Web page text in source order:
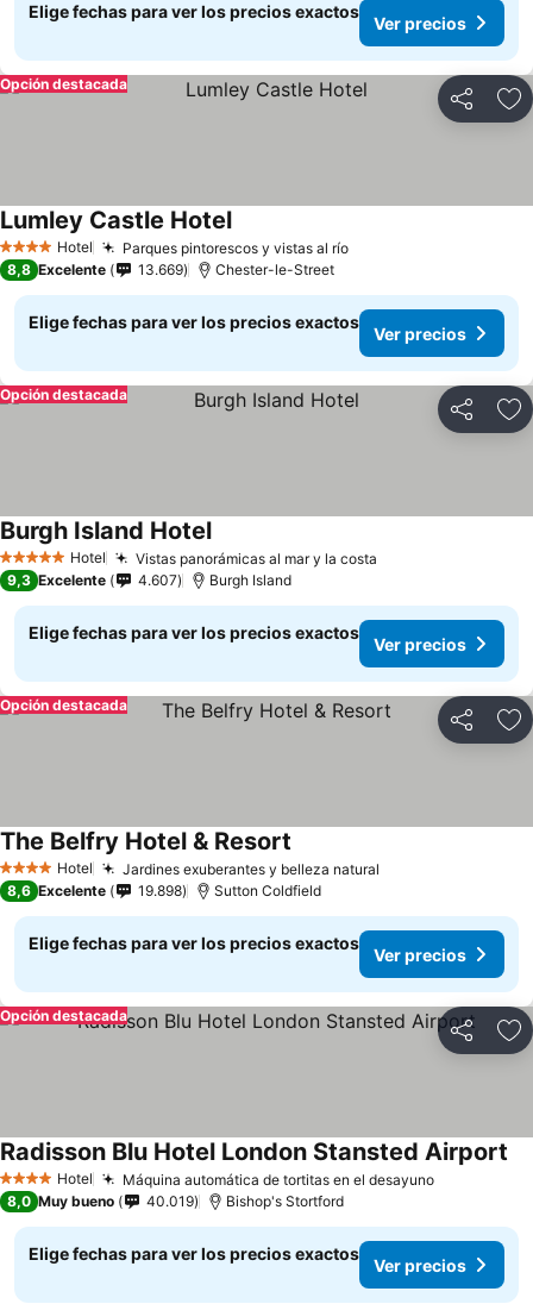
Elige fechas para ver los precios exactos
Ver precios
Compartir
Opción destacada
4 EstrellasHotel Parques pintorescos y vistas al río
Lumley Castle Hotel
8,8 Excelente 13.669 Chester-le-Street
Elige fechas para ver los precios exactos
Ver precios
Compartir
Opción destacada
5 Estrellas Hotel Vistas panorámicas al mar y la costa
Burgh Island Hotel
9,3 Excelente 4.607 Burgh Island
Elige fechas para ver los precios exactos
Ver precios
Compartir
Opción destacada
4 EstrellasHotel Jardines exuberantes y belleza natural
The Belfry Hotel & Resort
8,6 Excelente 19.898 Sutton Coldfield
Elige fechas para ver los precios exactos
Ver precios
Compartir
Opción destacada
4 EstrellasHotel Máquina automática de tortitas en el desayuno
Radisson Blu Hotel London Stansted Airport
8,0 Muy bueno 40.019 Bishop's Stortford
Elige fechas para ver los precios exactos
Ver precios